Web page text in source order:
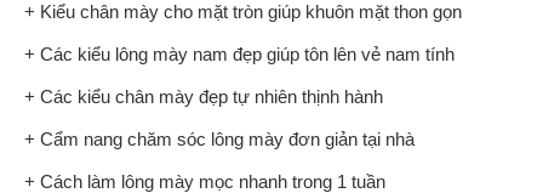
+ Kiểu chân mày cho mặt tròn giúp khuôn mặt thon gọn
+ Các kiểu lông mày nam đẹp giúp tôn lên vẻ nam tính
+ Các kiểu chân mày đẹp tự nhiên thịnh hành
+ Cẩm nang chăm sóc lông mày đơn giản tại nhà
+ Cách làm lông mày mọc nhanh trong 1 tuần